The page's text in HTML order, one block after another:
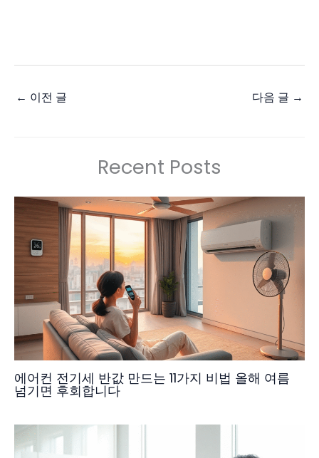
← 이전 글 다음 글 →
Recent Posts
에어컨 전기세 반값 만드는 11가지 비법 올해 여름
넘기면 후회합니다